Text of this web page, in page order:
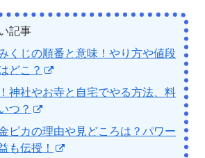
記事
くじの順番と意味！やり方や値段
どこ？
神社やお寺と自宅でやる方法、料
つ？
ピカの理由や見どころは？パワー
も伝授！